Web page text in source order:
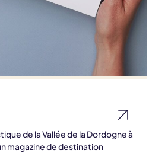
de la Vallée de la Dordogne à
magazine de destination